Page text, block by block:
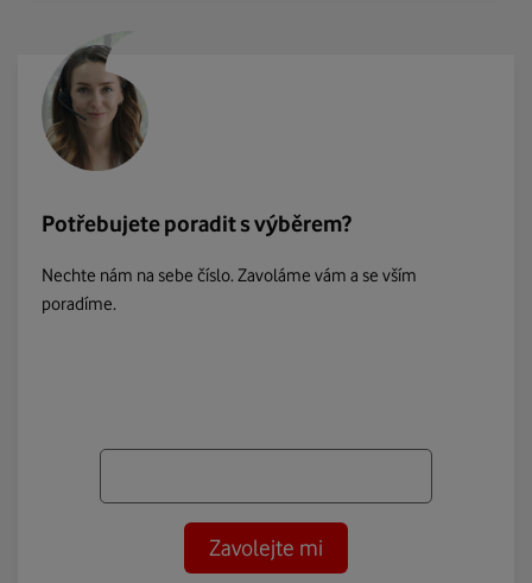
Potřebujete poradit s výběrem?
Nechte nám na sebe číslo. Zavoláme vám a se vším
poradíme.
Zavolejte mi